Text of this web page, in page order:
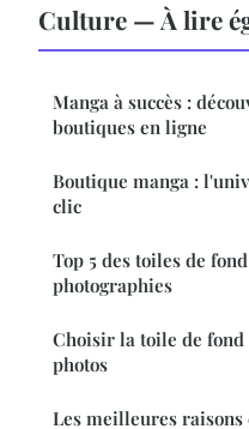
Culture — À lire
Manga à succès :
boutiques en ligne
Boutique manga :
clic
Top 5 des toiles de
photographies
Choisir la toile de
photos
Les meilleures